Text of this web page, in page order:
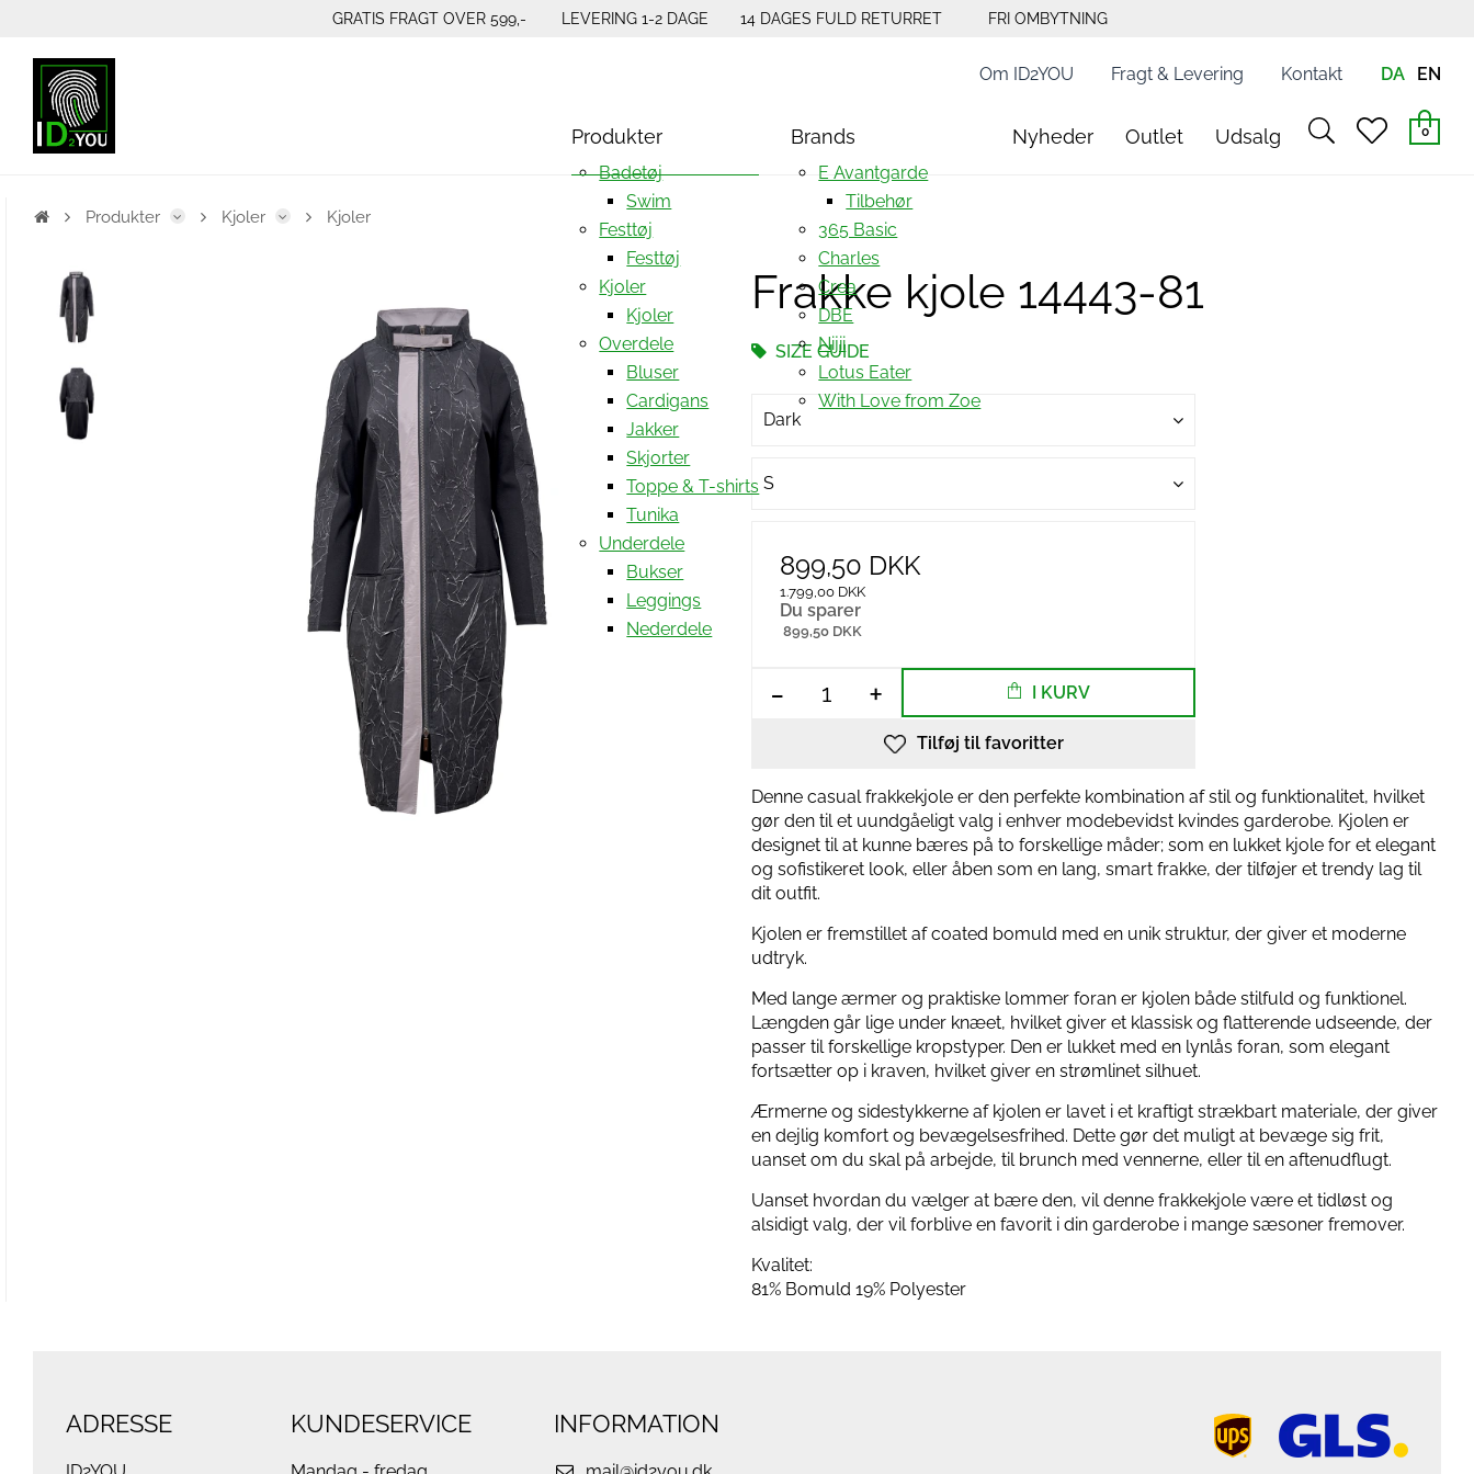
GRATIS FRAGT OVER 599,- LEVERING 1-2 DAGE 14 DAGES FULD RETURRET FRI OMBYTNING
Produkter
Badetøj
Swim
Festtøj
Festtøj
Kjoler
Kjoler
Overdele
Bluser
Cardigans
Jakker
Skjorter
Toppe & T-shirts
Tunika
Underdele
Bukser
Leggings
Nederdele
Brands
E Avantgarde
Tilbehør
365 Basic
Charles
Crea
DBE
Nijii
Lotus Eater
With Love from Zoe
Nyheder Outlet Udsalg
searchheart
0
Om ID2YOU Fragt & Levering Kontakt DA EN
Produkter Kjoler Kjoler
Frakke kjole 14443-81
SIZE GUIDE
Dark
S
899,50 DKK
1.799,00 DKK
Du sparer
899,50 DKK
- + I KURV
Tilføj til favoritter
Denne casual frakkekjole er den perfekte kombination af stil og funktionalitet, hvilket
gør den til et uundgåeligt valg i enhver modebevidst kvindes garderobe. Kjolen er
designet til at kunne bæres på to forskellige måder; som en lukket kjole for et elegant
og sofistikeret look, eller åben som en lang, smart frakke, der tilføjer et trendy lag til
dit outfit.
Kjolen er fremstillet af coated bomuld med en unik struktur, der giver et moderne
udtryk.
Med lange ærmer og praktiske lommer foran er kjolen både stilfuld og funktionel.
Længden går lige under knæet, hvilket giver et klassisk og flatterende udseende, der
passer til forskellige kropstyper. Den er lukket med en lynlås foran, som elegant
fortsætter op i kraven, hvilket giver en strømlinet silhuet.
Ærmerne og sidestykkerne af kjolen er lavet i et kraftigt strækbart materiale, der giver
en dejlig komfort og bevægelsesfrihed. Dette gør det muligt at bevæge sig frit,
uanset om du skal på arbejde, til brunch med vennerne, eller til en aftenudflugt.
Uanset hvordan du vælger at bære den, vil denne frakkekjole være et tidløst og
alsidigt valg, der vil forblive en favorit i din garderobe i mange sæsoner fremover.
Kvalitet:
81% Bomuld 19% Polyester
ADRESSE KUNDESERVICE INFORMATION
ups
logo